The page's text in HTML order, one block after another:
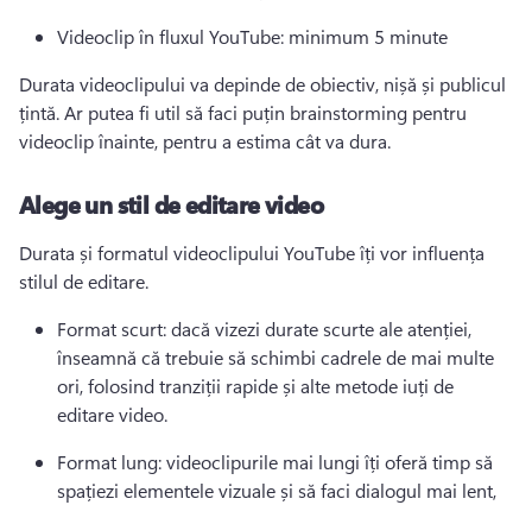
Videoclip în fluxul YouTube: minimum 5 minute
Durata videoclipului va depinde de obiectiv, nișă și publicul
țintă. Ar putea fi util să faci puțin brainstorming pentru
videoclip înainte, pentru a estima cât va dura.
Alege un stil de editare video
Durata și formatul videoclipului YouTube îți vor influența
stilul de editare.
Format scurt: dacă vizezi durate scurte ale atenției,
înseamnă că trebuie să schimbi cadrele de mai multe
ori, folosind tranziții rapide și alte metode iuți de
editare video.
Format lung: videoclipurile mai lungi îți oferă timp să
spațiezi elementele vizuale și să faci dialogul mai lent,